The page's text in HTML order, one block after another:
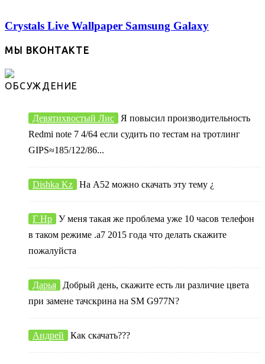
Crystals Live Wallpaper Samsung Galaxy
МЫ ВКОНТАКТЕ
ОБСУЖДЕНИЕ
Девятихвостый Лис
Я повысил производительность
Redmi note 7 4/64 если судить по тестам на тротлинг
GIPS≈185/122/86...
Dishka Kz На А52 можно скачать эту тему ¿
Г Нр
У меня такая же проблема уже 10 часов телефон
в таком режиме .а7 2015 года что делать скажите
пожалуйста
Дарья
Добрый день, скажите есть ли различие цвета
при замене тачскрина на SM G977N?
Андрей Как скачать???